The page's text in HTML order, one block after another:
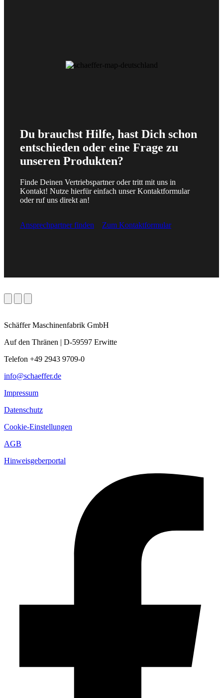
Du brauchst Hilfe, hast Dich schon
entschieden oder eine Frage zu
unseren Produkten?
Finde Deinen Vertriebspartner oder tritt mit uns in
Kontakt! Nutze hierfür einfach unser Kontaktformular
oder ruf uns direkt an!
Ansprechpartner finden Zum Kontaktformular
Schäffer Maschinenfabrik GmbH
Auf den Thränen | D-59597 Erwitte
Telefon +49 2943 9709-0
info@schaeffer.de
Impressum
Datenschutz
Cookie-Einstellungen
AGB
Hinweisgeberportal